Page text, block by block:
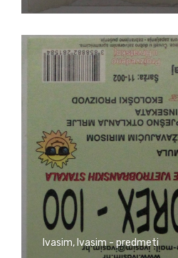
Ivasim, Ivasim - predmeti